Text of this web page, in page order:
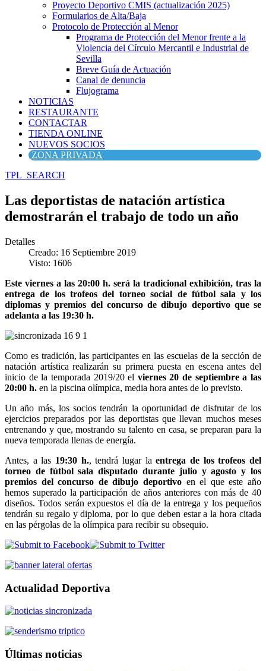
Proyecto Deportivo CMIS (actualización 2025)
Formularios de Alta/Baja
Protocolo de Protección al Menor
Programa de Protección del Menor frente a la
Violencia del Círculo Mercantil e Industrial de
Sevilla
Breve Guía de Actuación
Canal de denuncia
Flujograma
NOTICIAS
RESTAURANTE
CONTACTAR
TIENDA ONLINE
NUEVOS SOCIOS
ZONA PRIVADA
TPL_SEARCH
Las deportistas de natación artística
demostrarán el trabajo de todo un año
Detalles
Creado: 16 Septiembre 2019
Visto: 1606
Este viernes a las 20:00 h. será la tradicional exhibición, tras la
entrega de los trofeos del torneo social de fútbol sala y los
diplomas y premios del concurso de dibujo deportivo que se
adelanta a las 19:30 h.
Como es tradición, las participantes en las escuelas de la sección de
natación artística realizarán su primera puesta en escena antes del
inicio de la temporada 2019/20 el viernes 20 de septiembre a las
20:00 h. en la piscina olímpica, media hora antes de lo previsto.
Un año más, los socios tendrán la oportunidad de disfrutar de los
ejercicios preparados por las deportistas que llevan muchos meses
entrenando y que, mostrando su talento en casa, se preparan para la
nueva temporada llenas de energía.
Antes, a las 19:30 h., tendrá lugar laentrega de los trofeos del
torneo de fútbol sala disputado durante julio y agosto y los
premios del concurso de dibujo deportivo en el que este año
hemos superado la participación de años anteriores con más de 40
diseños. Todos serán expuestos el día de la entrega y los pequeños
tendrán su regalo y diploma, por lo que deben estar a la hora citada
en las pérgolas de la olímpica para recibir su obsequio.
Actualidad Deportiva
Últimas noticias